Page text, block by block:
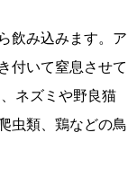
飲み込みます。ア
付いて窒息させて
ネズミや野良猫
虫類、鶏などの鳥